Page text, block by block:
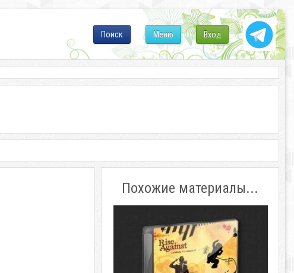
Вход
Меню
Поиск
Похожие материалы...